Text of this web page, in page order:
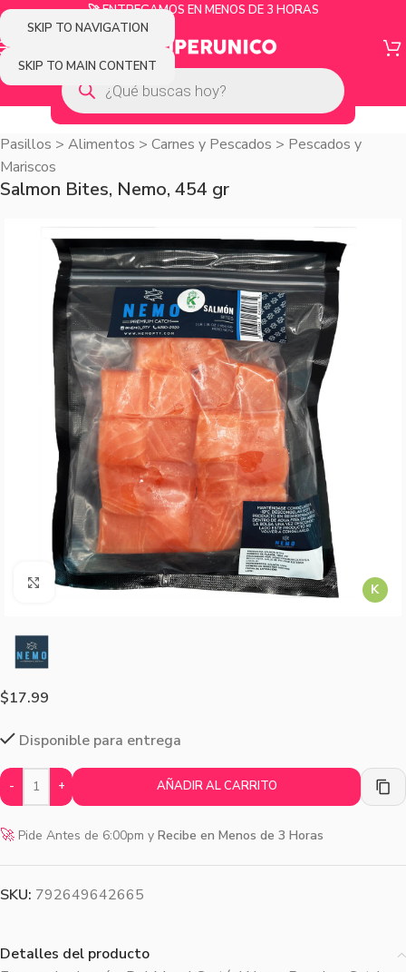
SKIP TO NAVIGATION
SKIP TO MAIN CONTENT
🚀 ENTREGAMOS EN MENOS DE 3 HORAS
Pasillos > Alimentos > Carnes y Pescados > Pescados y
Mariscos
Salmon Bites, Nemo, 454 gr
K
Agrandar imagen
$17.99
Disponible para entrega
- + AÑADIR AL CARRITO
🚀 Pide Antes de 6:00pm y Recibe en Menos de 3 Horas
SKU: 792649642665
Detalles del producto